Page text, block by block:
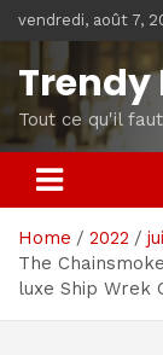
to
content
vendredi, août 7,
Trendy
Tout ce qu'il
Home 2022
The
luxe Ship Wrek